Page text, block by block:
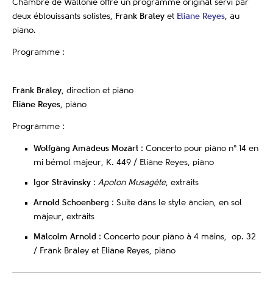
Chambre de Wallonie offre un programme original servi par
deux éblouissants solistes, Frank Braley et Eliane Reyes, au
piano.
Programme :
Frank Braley, direction et piano
Eliane Reyes, piano
Programme :
Wolfgang Amadeus Mozart : Concerto pour piano n° 14 en
mi bémol majeur, K. 449 / Eliane Reyes, piano
Igor Stravinsky : Apolon Musagète, extraits
Arnold Schoenberg : Suite dans le style ancien, en sol
majeur, extraits
Malcolm Arnold : Concerto pour piano à 4 mains, op. 32
/ Frank Braley et Eliane Reyes, piano